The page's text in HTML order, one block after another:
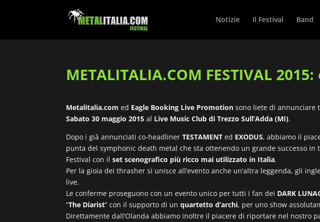
Notizie Il Festival Band
METALITALIA.COM FESTIVAL
Metalitalia.com ed Eagle Booking Live Promotion sono liete di annunciare
Sabato 30 maggio 2015 al Live Music Club di Trezzo Sull’Adda (MI).
Dopo i già annunciati co-headlinerTESTAMENT ed EXODUS, abbiamo il
punta del symphonic death metal che sta ottenendo un grande successo
Festival con ilset scenografico più ricco mai utilizzato in Italia.
Per la gioia dei thrasher si unisce all’evento anche un’altra leggenda, gli
live.
Le conferme proseguono con un evento unico per tutti i fan dei DARK
“The Diarist” con il supporto di unquartetto d’archi, per uno show
Direttamente dall’Olanda abbiamo inoltre il piacere di riportare nel nostro